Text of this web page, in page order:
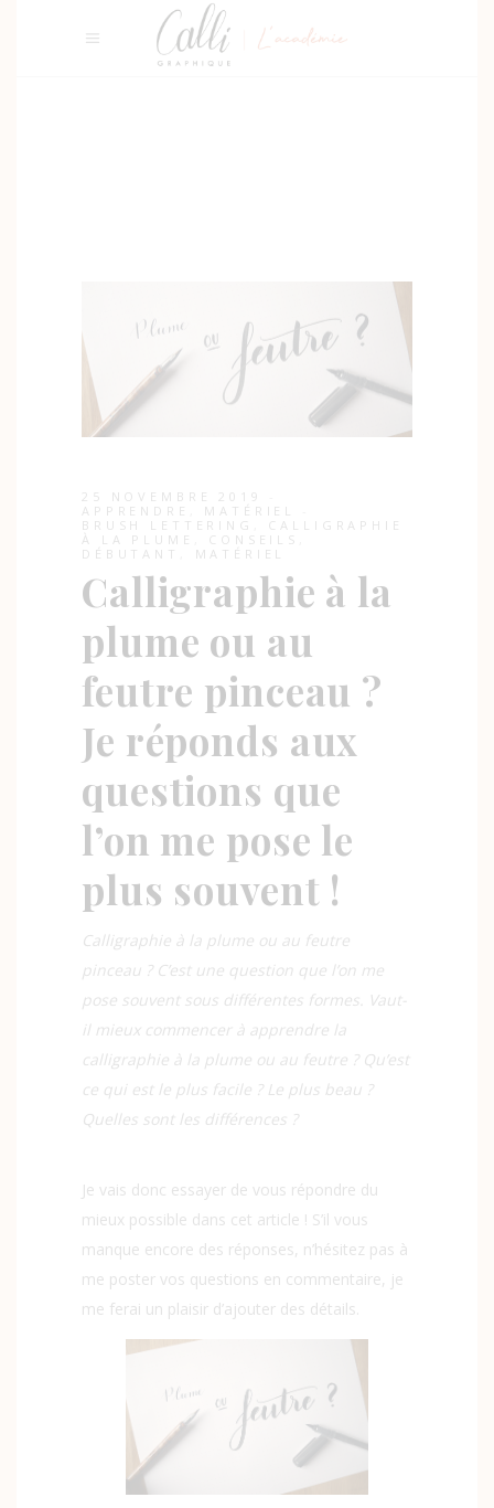
25 NOVEMBRE 2019
APPRENDRE
MATÉRIEL
BRUSH LETTERING
CALLIGRAPHIE
À LA PLUME
CONSEILS
DÉBUTANT
MATÉRIEL
Calligraphie à la
plume ou au
feutre pinceau ?
Je réponds aux
questions que
l’on me pose le
plus souvent !
Calligraphie à la plume ou au feutre
pinceau ? C’est une question que l’on me
pose souvent sous différentes formes. Vaut-
il mieux commencer à apprendre la
calligraphie à la plume ou au feutre ? Qu’est
ce qui est le plus facile ? Le plus beau ?
Quelles sont les différences ?
Je vais donc essayer de vous répondre du
mieux possible dans cet article ! S’il vous
manque encore des réponses, n’hésitez pas à
me poster vos questions en commentaire, je
me ferai un plaisir d’ajouter des détails.